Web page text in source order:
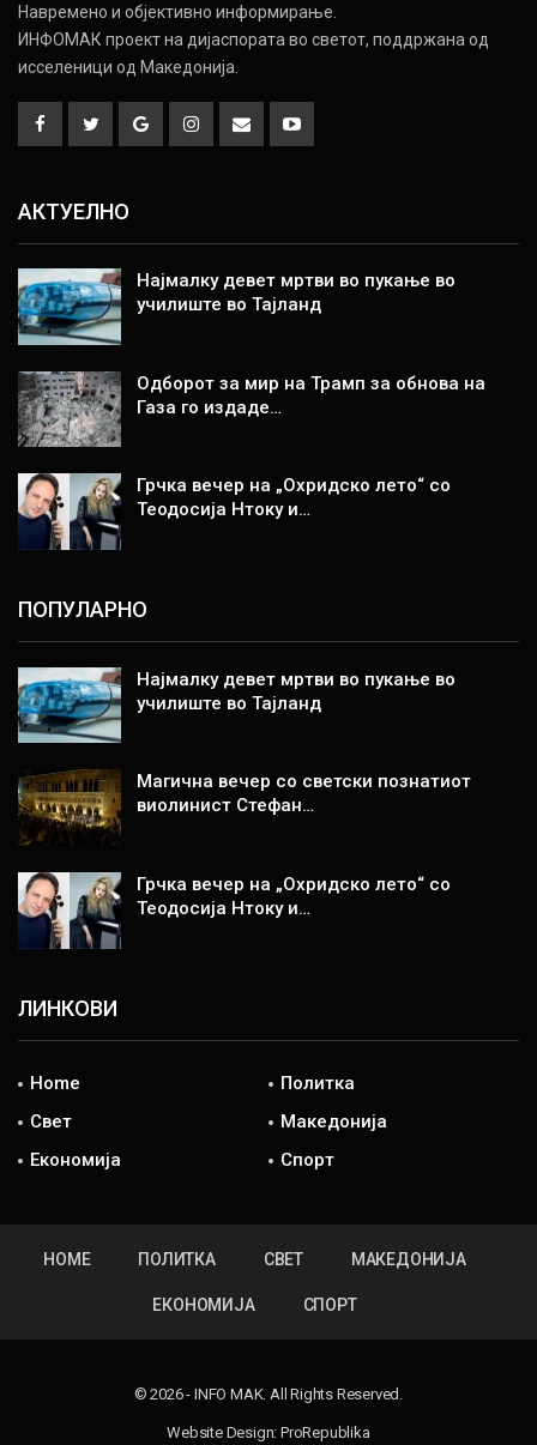
Навремено и објективно информирање.
ИНФОМАК проект на дијаспората во светот, поддржана од
исселеници од Македонија.
АКТУЕЛНО
Најмалку девет мртви во пукање во
училиште во Тајланд
Одборот за мир на Трамп за обнова на
Газа го издаде…
Грчка вечер на „Охридско лето“ со
Теодосија Нтоку и…
ПОПУЛАРНО
Најмалку девет мртви во пукање во
училиште во Тајланд
Магична вечер со светски познатиот
виолинист Стефан…
Грчка вечер на „Охридско лето“ со
Теодосија Нтоку и…
ЛИНКОВИ
Home
Политка
Свет
Македонија
Економија
Спорт
HOME ПОЛИТКА СВЕТ МАКЕДОНИЈА
ЕКОНОМИЈА СПОРТ
© 2026 - INFO MAK. All Rights Reserved.
Website Design:ProRepublika